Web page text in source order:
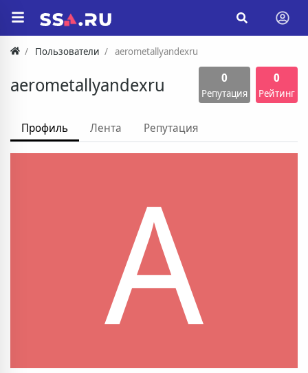
Пользователи aerometallyandexru
aerometallyandexru 0
Репутация
0
Рейтинг
Профиль Лента Репутация
A